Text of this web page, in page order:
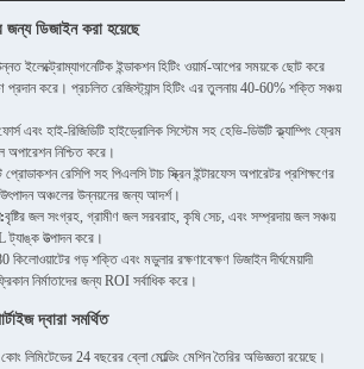
ডিজাইন করা হয়েছে
ইলেক্ট্রোম্যাগনেটিক ইন্ডাকশন হিটিং ওয়ার্ম-আপের সময়কে ছোট করে
প্রদান করে। প্রচলিত রেজিস্ট্যান্স হিটিং এর তুলনায় 40-60% শক্তি সঞ্চয়
এবং হাই-রিজিডিটি হাইড্রোলিক সিস্টেম সহ হেভি-ডিউটি ​​ক্ল্যাম্পিং ফ্রেম
অপারেশন নিশ্চিত করে।
প্রোডাকশন রেসিপি সহ পিএলসি টাচ স্ক্রিন ইন্টারফেস অপারেটর প্রশিক্ষণের
অঞ্চলের উন্নয়নের জন্য আদর্শ।
বৃষ্টির জল সংগ্রহ, গ্রামীণ জল সরবরাহ, কৃষি সেচ, এবং সম্প্রদায় জল সঞ্চয়
উত্পাদন করে।
কিলোওয়াটের গড় শক্তি এবং মডুলার রক্ষণাবেক্ষণ ডিজাইন দীর্ঘমেয়াদী
নির্মাতাদের জন্য ROI সর্বাধিক করে।
দ্বারা সমর্থিত
কোং লিমিটেডের 24 বছরের ব্লো মোল্ডিং মেশিন তৈরির অভিজ্ঞতা রয়েছে।